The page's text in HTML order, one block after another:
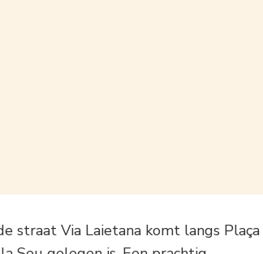
straat Via Laietana komt langs